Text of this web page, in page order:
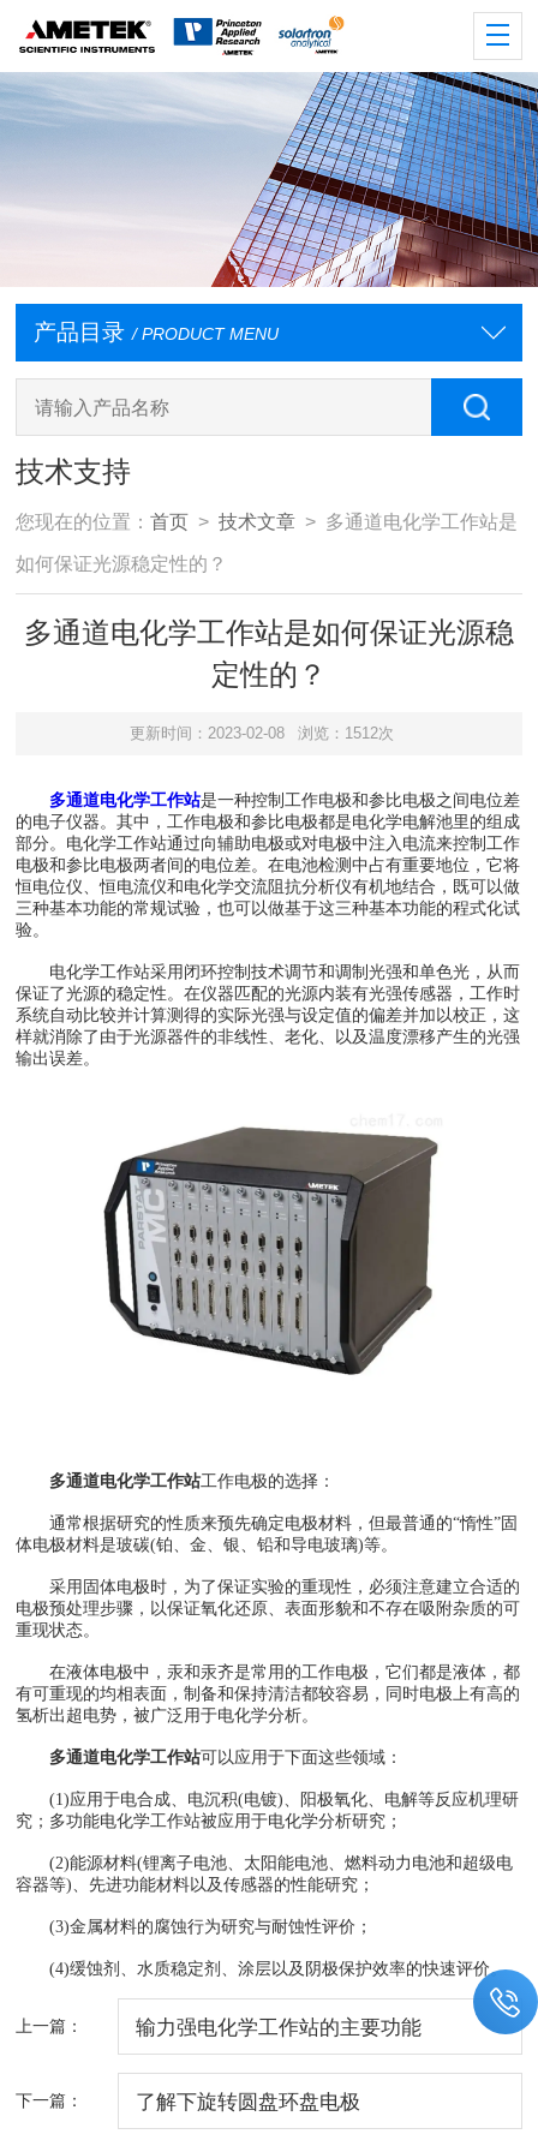
产品目录 / PRODUCT MENU
技术支持
您现在的位置：首页 >技术文章 > 多通道电化学工作站是
如何保证光源稳定性的？
多通道电化学工作站是如何保证光源稳
定性的？
更新时间：2023-02-08 浏览：1512次
多通道电化学工作站是一种控制工作电极和参比电极之间电位差
的电子仪器。其中，工作电极和参比电极都是电化学电解池里的组成
部分。电化学工作站通过向辅助电极或对电极中注入电流来控制工作
电极和参比电极两者间的电位差。在电池检测中占有重要地位，它将
恒电位仪、恒电流仪和电化学交流阻抗分析仪有机地结合，既可以做
三种基本功能的常规试验，也可以做基于这三种基本功能的程式化试
验。
电化学工作站采用闭环控制技术调节和调制光强和单色光，从而
保证了光源的稳定性。在仪器匹配的光源内装有光强传感器，工作时
系统自动比较并计算测得的实际光强与设定值的偏差并加以校正，这
样就消除了由于光源器件的非线性、老化、以及温度漂移产生的光强
输出误差。
多通道电化学工作站工作电极的选择：
通常根据研究的性质来预先确定电极材料，但最普通的“惰性”固
体电极材料是玻碳(铂、金、银、铅和导电玻璃)等。
采用固体电极时，为了保证实验的重现性，必须注意建立合适的
电极预处理步骤，以保证氧化还原、表面形貌和不存在吸附杂质的可
重现状态。
在液体电极中，汞和汞齐是常用的工作电极，它们都是液体，都
有可重现的均相表面，制备和保持清洁都较容易，同时电极上有高的
氢析出超电势，被广泛用于电化学分析。
多通道电化学工作站可以应用于下面这些领域：
(1)应用于电合成、电沉积(电镀)、阳极氧化、电解等反应机理研
究；多功能电化学工作站被应用于电化学分析研究；
(2)能源材料(锂离子电池、太阳能电池、燃料动力电池和超级电
容器等)、先进功能材料以及传感器的性能研究；
(3)金属材料的腐蚀行为研究与耐蚀性评价；
(4)缓蚀剂、水质稳定剂、涂层以及阴极保护效率的快速评价。
上一篇： 输力强电化学工作站的主要功能
下一篇： 了解下旋转圆盘环盘电极